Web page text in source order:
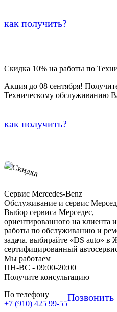
как получить?
Скидка 10% на работы по
Акция до 08 сентября!
Техническому обслуживанию
как получить?
Сервис Mercedes-Benz
Обслуживание и сервис
Выбор сервиса Мерседес,
ориентированного на клиента
работы по обслуживанию и
задача. выбирайте «DS auto» в
сертифицированный
Мы работаем
ПН-ВC - 09:00-20:00
Получите консультацию
По телефону
+7 (910) 425 99-55
Позвонить